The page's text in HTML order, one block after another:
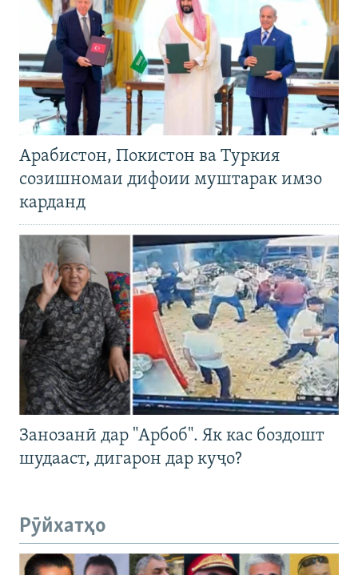
Арабистон, Покистон ва Туркия
созишномаи дифоии муштарак имзо
карданд
Занозанӣ дар "Арбоб". Як кас боздошт
шудааст, дигарон дар куҷо?
Рӯйхатҳо